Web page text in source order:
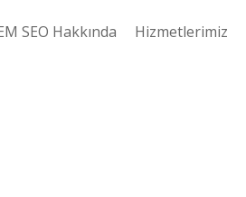
SEO Hakkında Hizmetlerimiz